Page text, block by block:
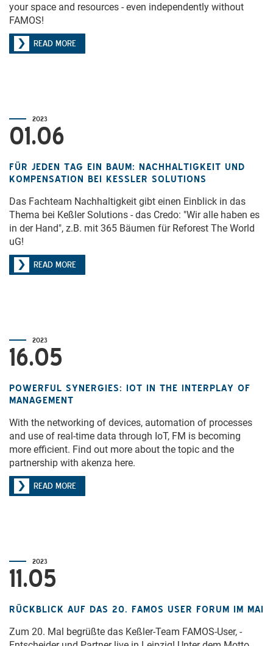
your space and resources - even independently without
FAMOS!
READ MORE
2023
01.06
FÜR JEDEN TAG EIN BAUM: NACHHALTIGKEIT UND
KOMPENSATION BEI KESSLER SOLUTIONS
Das Fachteam Nachhaltigkeit gibt einen Einblick in das
Thema bei Keßler Solutions - das Credo: "Wir alle haben es
in der Hand", z.B. mit 365 Bäumen für Reforest The World
uG!
READ MORE
2023
16.05
POWERFUL SYNERGIES: IOT IN THE INTERPLAY OF
MANAGEMENT
With the networking of devices, automation of processes
and use of real-time data through IoT, FM is becoming
more efficient. Find out more about the topic and the
partnership with akenza here.
READ MORE
2023
11.05
RÜCKBLICK AUF DAS 20. FAMOS USER FORUM IM MAI
Zum 20. Mal begrüßte das Keßler-Team FAMOS-User, -